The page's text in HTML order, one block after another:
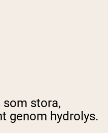
stora,
genom hydrolys.